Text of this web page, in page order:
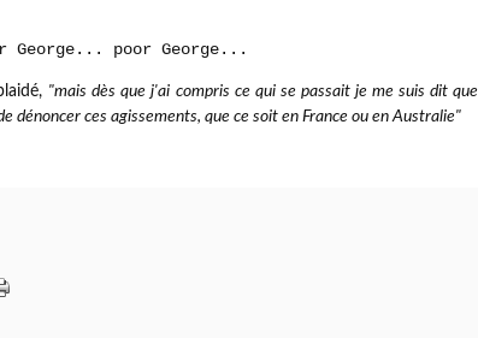
George... poor George...
"mais dès que j'ai compris ce qui se passait je me suis dit que
dénoncer ces agissements, que ce soit en France ou en Australie"